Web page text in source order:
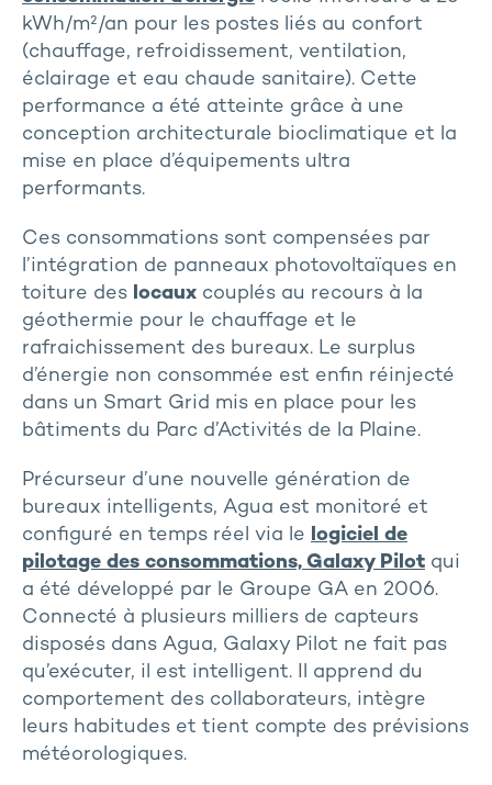
kWh/m²/an pour les postes liés au confort
(chauffage, refroidissement, ventilation,
éclairage et eau chaude sanitaire). Cette
performance a été atteinte grâce à une
conception architecturale bioclimatique et la
mise en place d’équipements ultra
performants.
Ces consommations sont compensées par
l’intégration de panneaux photovoltaïques en
toiture des locaux couplés au recours à la
géothermie pour le chauffage et le
rafraichissement des bureaux. Le surplus
d’énergie non consommée est enfin réinjecté
dans un Smart Grid mis en place pour les
bâtiments du Parc d’Activités de la Plaine.
Précurseur d’une nouvelle génération de
bureaux intelligents, Agua est monitoré et
configuré en temps réel via le logiciel de
pilotage des consommations, Galaxy Pilot qui
a été développé par le Groupe GA en 2006.
Connecté à plusieurs milliers de capteurs
disposés dans Agua, Galaxy Pilot ne fait pas
qu’exécuter, il est intelligent. Il apprend du
comportement des collaborateurs, intègre
leurs habitudes et tient compte des prévisions
météorologiques.